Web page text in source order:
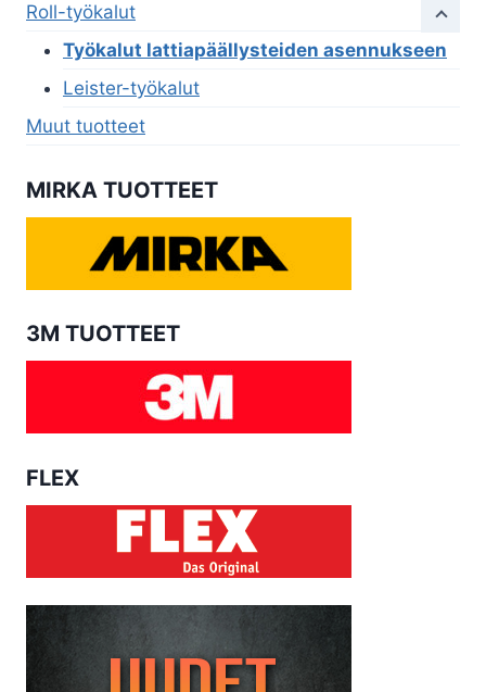
Roll-työkalut
Työkalut lattiapäällysteiden asennukseen
Leister-työkalut
Muut tuotteet
MIRKA TUOTTEET
3M TUOTTEET
FLEX